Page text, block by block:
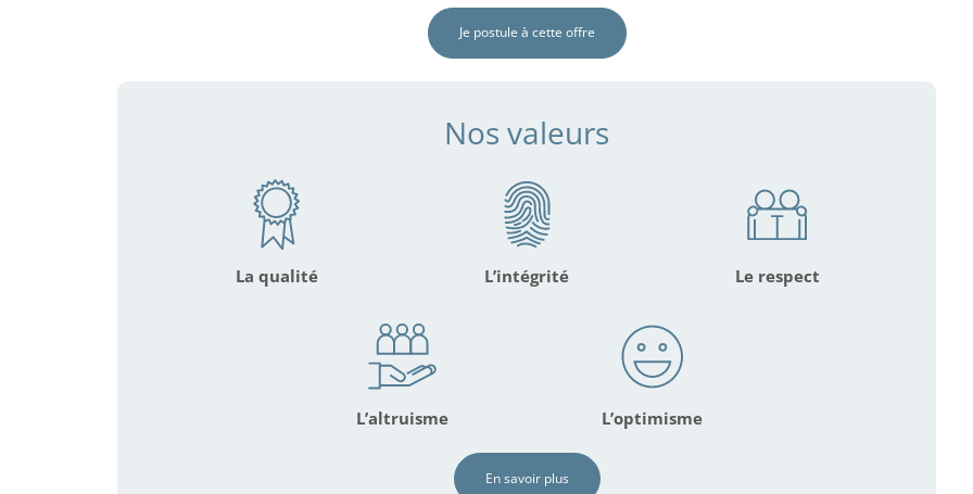
Je postule à cette offre
Nos valeurs
La qualité L’intégrité Le respect
L’altruisme L’optimisme
En savoir plus